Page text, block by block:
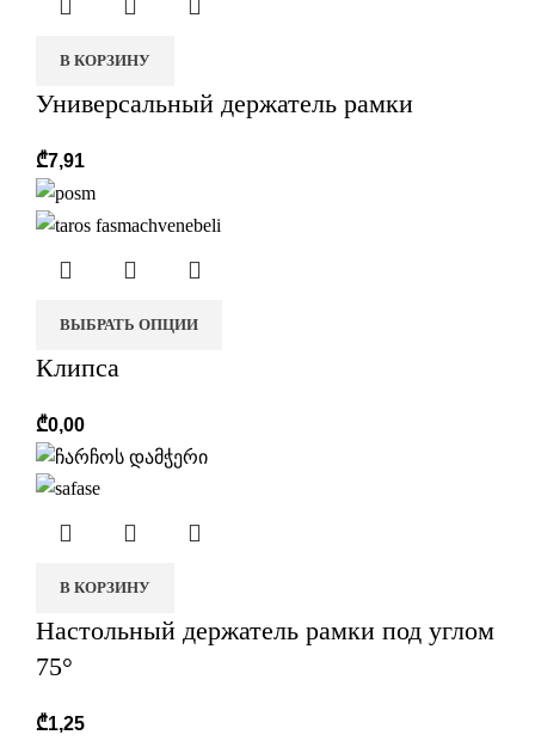
В КОРЗИНУ
Универсальный держатель рамки
₾7,91
ВЫБРАТЬ ОПЦИИ
Клипса
₾0,00
В КОРЗИНУ
Настольный держатель рамки под углом
75°
₾1,25